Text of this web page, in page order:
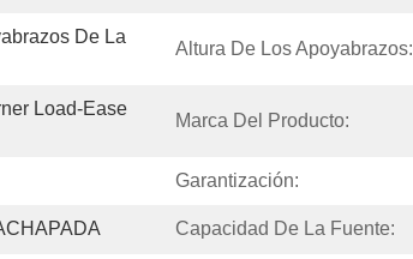
De La
Altura De Los Apoyabrazos:
Load-Ease
Marca Del Producto:
Garantización:
Capacidad De La Fuente: